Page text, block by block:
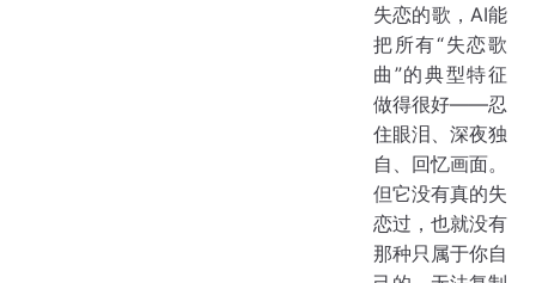
失恋的歌，AI能
把所有“失恋歌
曲”的典型特征
做得很好——忍
住眼泪、深夜独
自、回忆画面。
但它没有真的失
恋过，也就没有
那种只属于你自